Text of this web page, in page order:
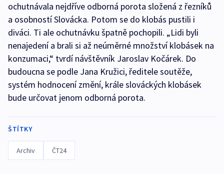
ochutnávala nejdříve odborná porota složená z řezníků
a osobností Slovácka. Potom se do klobás pustili i
diváci. Ti ale ochutnávku špatně pochopili. „Lidi byli
nenajedení a brali si až neúměrné množství klobásek na
konzumaci,“ tvrdí návštěvník Jaroslav Kočárek. Do
budoucna se podle Jana Kružici, ředitele soutěže,
systém hodnocení změní, krále slováckých klobásek
bude určovat jenom odborná porota.
ŠTÍTKY
Archiv ČT24